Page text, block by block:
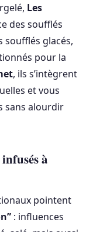
Les
des soufflés
soufflés glacés,
pour la
, ils s’intègrent
et vous
sans alourdir
à
pointent
: influences